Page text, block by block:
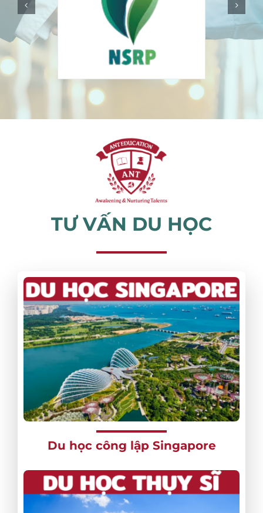
Sự kiện
Tin tức
TƯ VẤN DU HỌC
Du học công lập Singapore